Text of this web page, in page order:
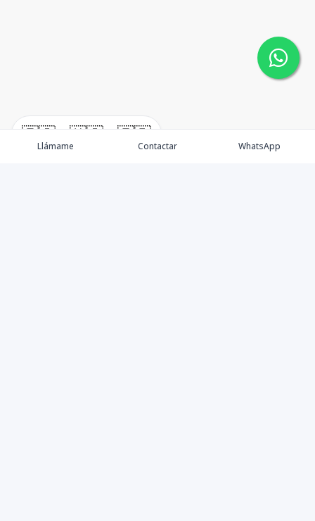
🇪🇸 🇺🇸 🇫🇷
Llámame Contactar WhatsApp